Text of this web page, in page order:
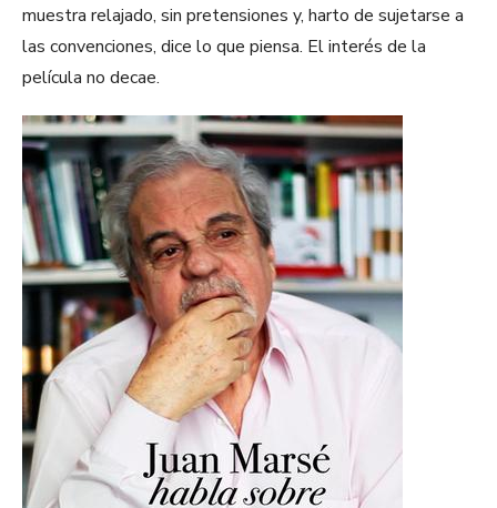
muestra relajado, sin pretensiones y, harto de sujetarse a
las convenciones, dice lo que piensa. El interés de la
película no decae.